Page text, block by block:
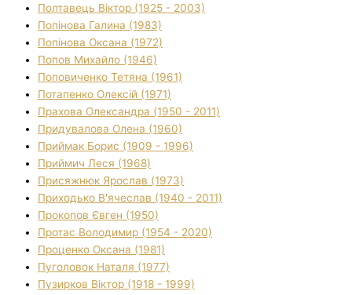
Полтавець Віктор (1925 - 2003)
Попінова Галина (1983)
Попінова Оксана (1972)
Попов Михайло (1946)
Поповиченко Тетяна (1961)
Потапенко Олексій (1971)
Прахова Олександра (1950 - 2011)
Придувалова Олена (1960)
Приймак Борис (1909 - 1996)
Приймич Леся (1968)
Присяжнюк Ярослав (1973)
Приходько В'ячеслав (1940 - 2011)
Прокопов Євген (1950)
Протас Володимир (1954 - 2020)
Проценко Оксана (1981)
Пуголовок Наталя (1977)
Пузирков Віктор (1918 - 1999)